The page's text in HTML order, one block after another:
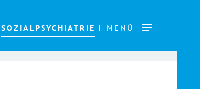
SOZIALPSYCHIATRIE MENÜ